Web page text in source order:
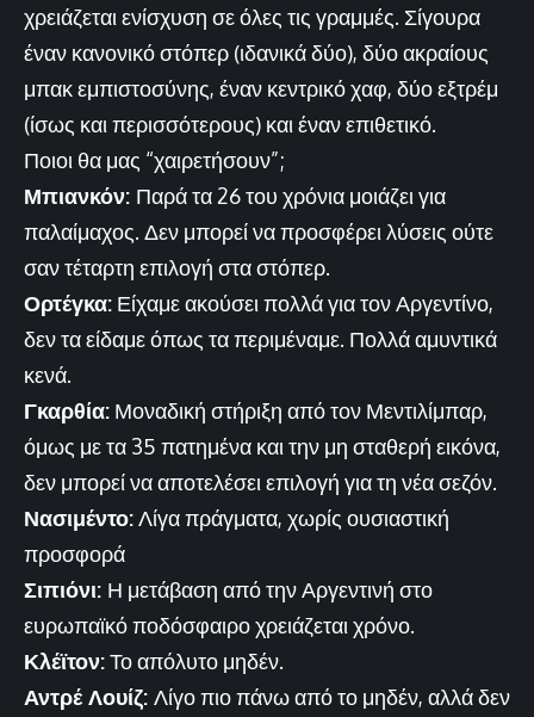
χρειάζεται ενίσχυση σε όλες τις γραμμές. Σίγουρα
έναν κανονικό στόπερ (ιδανικά δύο), δύο ακραίους
μπακ εμπιστοσύνης, έναν κεντρικό χαφ, δύο εξτρέμ
(ίσως και περισσότερους) και έναν επιθετικό.
Ποιοι θα μας “χαιρετήσουν”;
Μπιανκόν: Παρά τα 26 του χρόνια μοιάζει για
παλαίμαχος. Δεν μπορεί να προσφέρει λύσεις ούτε
σαν τέταρτη επιλογή στα στόπερ.
Ορτέγκα: Είχαμε ακούσει πολλά για τον Αργεντίνο,
δεν τα είδαμε όπως τα περιμέναμε. Πολλά αμυντικά
κενά.
Γκαρθία: Μοναδική στήριξη από τον Μεντιλίμπαρ,
όμως με τα 35 πατημένα και την μη σταθερή εικόνα,
δεν μπορεί να αποτελέσει επιλογή για τη νέα σεζόν.
Νασιμέντο:Λίγα πράγματα, χωρίς ουσιαστική
προσφορά
Σιπιόνι: Η μετάβαση από την Αργεντινή στο
ευρωπαϊκό ποδόσφαιρο χρειάζεται χρόνο.
Κλέϊτον:Το απόλυτο μηδέν.
Αντρέ Λουίζ: Λίγο πιο πάνω από το μηδέν, αλλά δεν